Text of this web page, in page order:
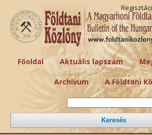
Főoldal Aktuális lapszám
Archívum A Földtani
Keresés